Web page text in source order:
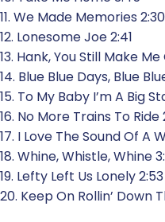
11. We Made Memories 2:30
12. Lonesome Joe 2:41
13. Hank, You Still Make
14. Blue Blue Days, Blue
15. To My Baby I’m A Big
16. No More Trains To Ride
17. I Love The Sound Of A
18. Whine, Whistle, Whine
19. Lefty Left Us Lonely 2:53
20. Keep On Rollin’ Down